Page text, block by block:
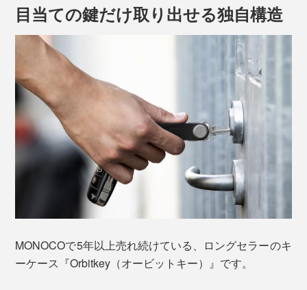
目当ての鍵だけ取り出せる独自構造
MONOCOで5年以上売れ続けている、ロングセラーのキ
ーケース『Orbitkey（オービットキー）』です。